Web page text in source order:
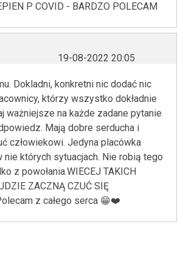
P COVID - BARDZO POLECAM
19-08-2022 20:05
Dokladni, konkretni nic dodać nic
którzy wszystko dokładnie
ważniejsze na każde zadane pytanie
Mają dobre serducha i
człowiekowi. Jedyna placówka
których sytuacjach. Nie robią tego
z powołania.WIECEJ TAKICH
ZACZNĄ CZUĆ SIĘ
z całego serca 😁❤️